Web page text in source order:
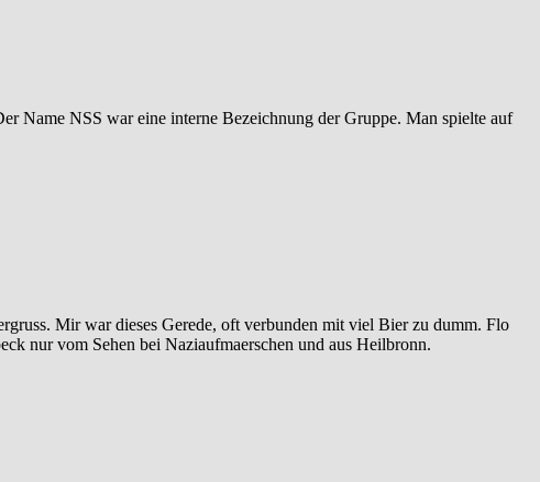
Name NSS war eine interne Bezeichnung der Gruppe. Man spielte auf
Mir war dieses Gerede, oft verbunden mit viel Bier zu dumm. Flo
nur vom Sehen bei Naziaufmaerschen und aus Heilbronn.